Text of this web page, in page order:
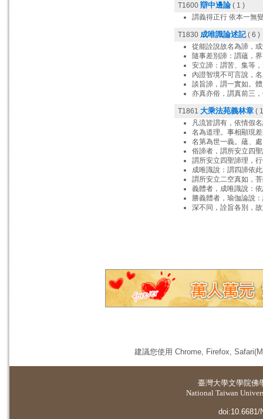
T1600 辯中邊論 ( 1 )
謂義得正行 依本一無
T1830 成唯識論述記( 6 )
從能詮說故名為諦，
隨事差別諦：謂蘊，
安立諦：謂苦、集等
內證智境不可言說，
談旨諦，謂一實如。
亦真亦俗，謂真前三
T1861 大乘法苑義林章 (
凡流皆謂有，依情假
名為道理。事相顯現
名第為世一義。蘊、
俗諦者，謂所安立四
謂所安立四聖諦理，
成唯識說：謂四諦依
謂所安立二空真如，
義體者，成唯識說：
勝義體者，瑜伽論說
深不同，詮旨各別，
建議您使用 Chrome, Firefox,
臺灣大學文學院佛
National Taiwan
doi:10.6681/